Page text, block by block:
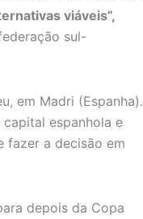
viáveis”,
sul-
em Madri (Espanha).
espanhola e
fazer a decisão em
depois da Copa